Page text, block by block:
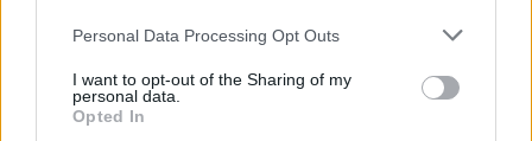
Personal Data Processing Opt Outs
I want to opt-out of the Sharing of my
personal data.
Opted In
L’alleanza tra azione di Calenda e Italia Viva di
Renzi è stata perciò